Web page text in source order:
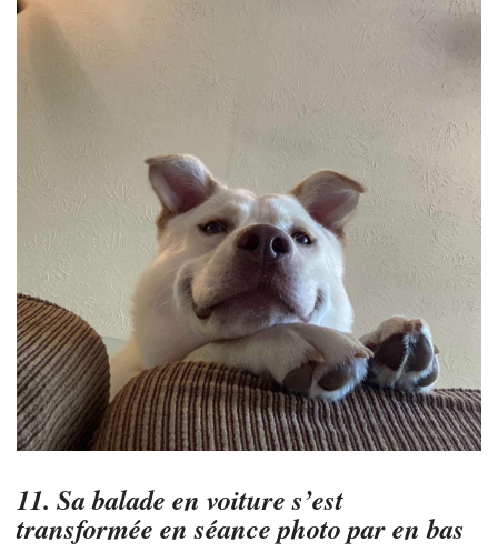
11. Sa balade en voiture s’est
transformée en séance photo par en bas